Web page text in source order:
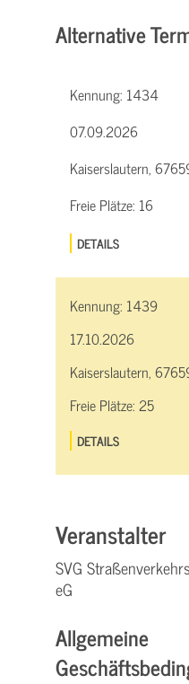
Alternative
Kennung: 1434
07.09.2026
Kaiserslautern,
Freie Plätze: 16
DETAILS
Kennung: 1439
17.10.2026
Kaiserslautern,
Freie Plätze:25
DETAILS
Veranstalter
SVG
eG
Allgemeine